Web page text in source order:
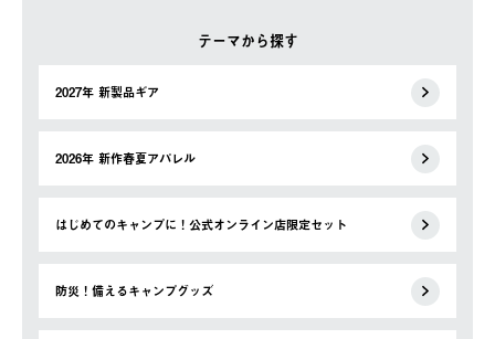
テーマから探す
2027年 新製品ギア
2026年 新作春夏アパレル
はじめてのキャンプに！公式オンライン店限定セット
防災！備えるキャンプグッズ